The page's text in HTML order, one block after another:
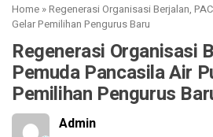
Home »Regenerasi Organisasi Berjalan,
Gelar Pemilihan Pengurus Baru
Regenerasi Organisasi
Pemuda Pancasila Air
Pemilihan Pengurus
Admin